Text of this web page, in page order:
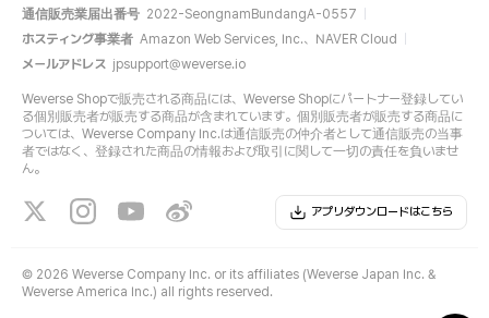
通信販売業届出番号 2022-SeongnamBundangA-0557
ホスティング事業者 Amazon Web Services, Inc.、NAVER Cloud
メールアドレス jpsupport@weverse.io
Weverse Shopで販売される商品には、Weverse Shopにパートナー登録してい
る個別販売者が販売する商品が含まれています。個別販売者が販売する商品に
ついては、Weverse Company Inc.は通信販売の仲介者として通信販売の当事
者ではなく、登録された商品の情報および取引に関して一切の責任を負いませ
ん。
アプリダウンロードはこちら
© 2026 Weverse Company Inc. or its affiliates (Weverse Japan Inc. &
Weverse America Inc.) all rights reserved.